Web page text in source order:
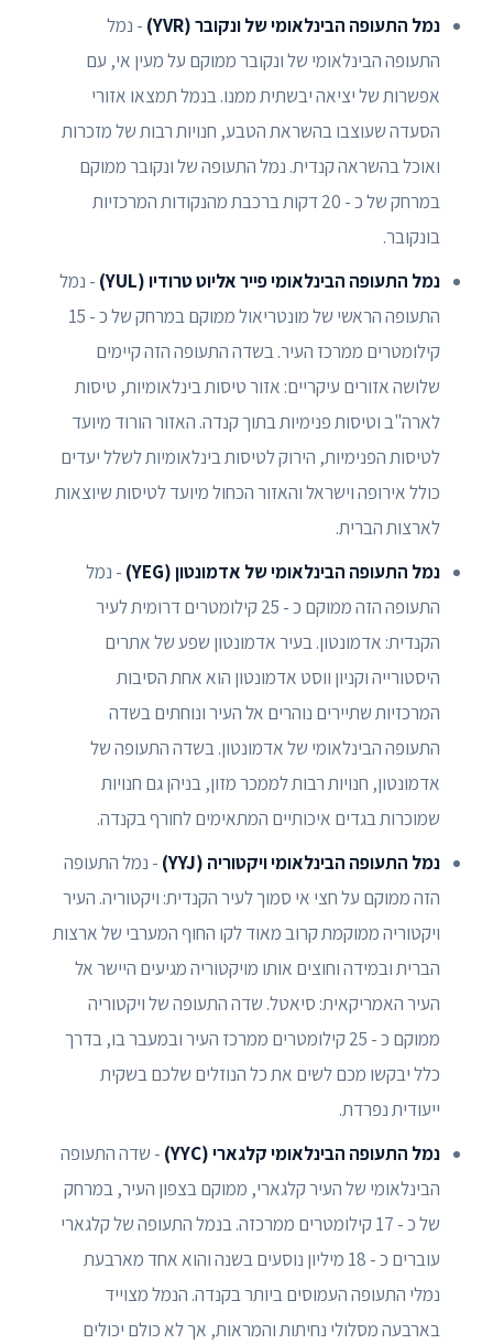
נמל התעופה הבינלאומי של ונקובר (YVR)
- נמל
התעופה הבינלאומי של ונקובר ממוקם על מעין אי, עם
אפשרות של יציאה יבשתית ממנו. בנמל תמצאו אזורי
הסעדה שעוצבו בהשראת הטבע, חנויות רבות של מזכרות
ואוכל בהשראה קנדית. נמל התעופה של ונקובר ממוקם
במרחק של כ - 20 דקות ברכבת מהנקודות המרכזיות
בונקובר.
נמל התעופה הבינלאומי פייר אליוט טרודיו (YUL)
- נמל
התעופה הראשי של מונטריאול ממוקם במרחק של כ - 15
קילומטרים ממרכז העיר. בשדה התעופה הזה קיימים
שלושה אזורים עיקריים: אזור טיסות בינלאומיות, טיסות
לארה"ב וטיסות פנימיות בתוך קנדה. האזור הורוד מיועד
לטיסות הפנימיות, הירוק לטיסות בינלאומיות לשלל יעדים
כולל אירופה וישראל והאזור הכחול מיועד לטיסות שיוצאות
לארצות הברית.
נמל התעופה הבינלאומי של אדמונטון (YEG)
- נמל
התעופה הזה ממוקם כ - 25 קילומטרים דרומית לעיר
הקנדית: אדמונטון. בעיר אדמונטון שפע של אתרים
היסטורייה וקניון ווסט אדמונטון הוא אחת הסיבות
המרכזיות שתיירים נוהרים אל העיר ונוחתים בשדה
התעופה הבינלאומי של אדמונטון. בשדה התעופה של
אדמונטון, חנויות רבות לממכר מזון, בניהן גם חנויות
שמוכרות בגדים איכותיים המתאימים לחורף בקנדה.
נמל התעופה הבינלאומי ויקטוריה (YYJ)
- נמל התעופה
הזה ממוקם על חצי אי סמוך לעיר הקנדית: ויקטוריה. העיר
ויקטוריה ממוקמת קרוב מאוד לקו החוף המערבי של ארצות
הברית ובמידה וחוצים אותו מויקטוריה מגיעים היישר אל
העיר האמריקאית: סיאטל. שדה התעופה של ויקטוריה
ממוקם כ - 25 קילומטרים ממרכז העיר ובמעבר בו, בדרך
כלל יבקשו מכם לשים את כל הנוזלים שלכם בשקית
ייעודית נפרדת.
נמל התעופה הבינלאומי קלגארי (YYC)
- שדה התעופה
הבינלאומי של העיר קלגארי, ממוקם בצפון העיר, במרחק
של כ - 17 קילומטרים ממרכזה. בנמל התעופה של קלגארי
עוברים כ - 18 מיליון נוסעים בשנה והוא אחד מארבעת
נמלי התעופה העמוסים ביותר בקנדה. הנמל מצוייד
בארבעה מסלולי נחיתות והמראות, אך לא כולם יכולים